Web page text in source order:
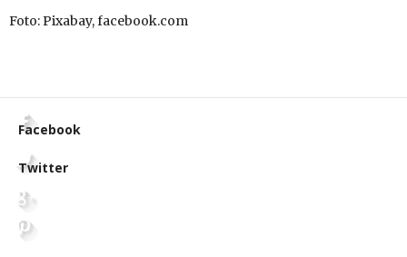
Foto: Pixabay, facebook.com
Facebook
Twitter